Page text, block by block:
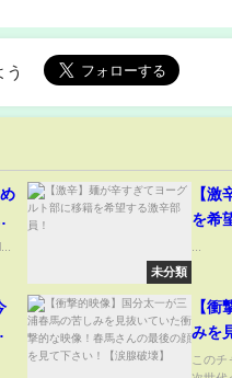
う
未分類
【激
を希
【衝
みを
の最
この